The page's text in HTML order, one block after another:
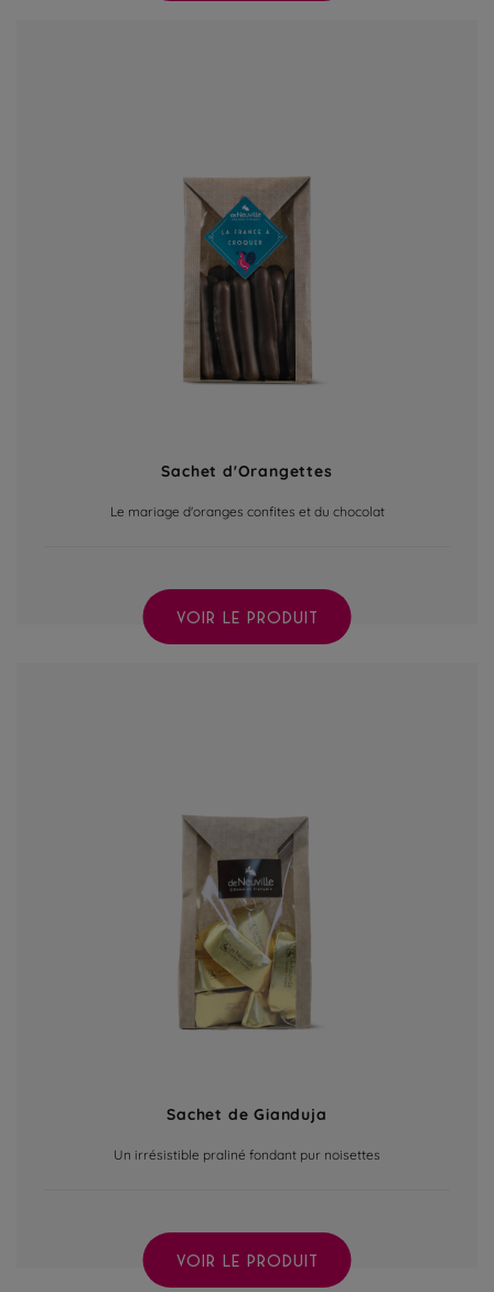
Sachet d'Orangettes
Le mariage d'oranges confites et du chocolat
VOIR LE PRODUIT
Sachet de Gianduja
Un irrésistible praliné fondant pur noisettes
VOIR LE PRODUIT